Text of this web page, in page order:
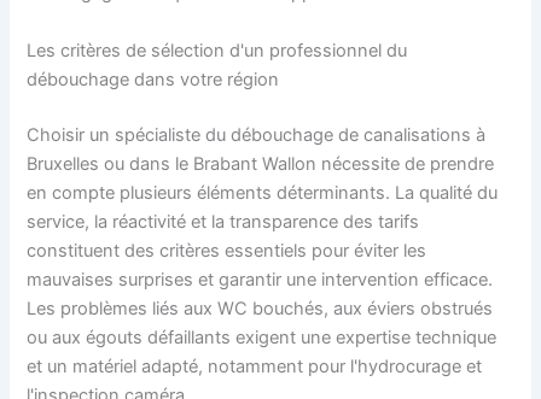
Les critères de sélection d'un professionnel du
débouchage dans votre région
Choisir un spécialiste du débouchage de canalisations à
Bruxelles ou dans le Brabant Wallon nécessite de prendre
en compte plusieurs éléments déterminants. La qualité du
service, la réactivité et la transparence des tarifs
constituent des critères essentiels pour éviter les
mauvaises surprises et garantir une intervention efficace.
Les problèmes liés aux WC bouchés, aux éviers obstrués
ou aux égouts défaillants exigent une expertise technique
et un matériel adapté, notamment pour l'hydrocurage et